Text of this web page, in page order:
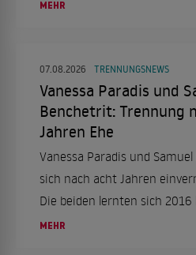
MEHR
07.08.2026 TRENNUNGSNEWS
Vanessa Paradis und
Benchetrit: Trennung
Jahren Ehe
Vanessa Paradis und
sich nach acht Jahren
Die beiden lernten sich
heirateten 2018. Ein
MEHR